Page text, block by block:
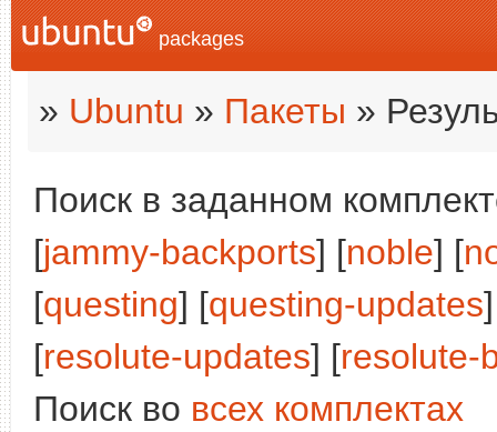
packages
» Ubuntu » Пакеты »
Поиск в заданном
[jammy-backports] [noble] [
[questing] [questing-updates
[resolute-updates] [resolute-
Поиск во всех комплектах